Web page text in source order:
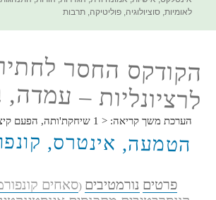
לאומיות ,סוציולוגיה ,פוליטיקה ,תרבות
הקודקס החסר
לרציונליות –
הערכת משך קריאה: < 1 שיחקת'ותה, הפעם
הטמעה, אינטרס,
פרטים נורמטיבים (סאחים